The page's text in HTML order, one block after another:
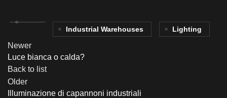
Industrial Warehouses Lighting
Newer
Luce bianca o calda?
Back to list
Older
Illuminazione di capannoni industriali